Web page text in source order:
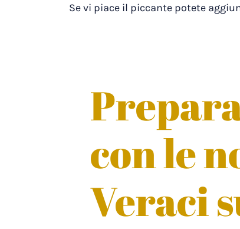
Se vi piace il piccante potete
con le
Veraci